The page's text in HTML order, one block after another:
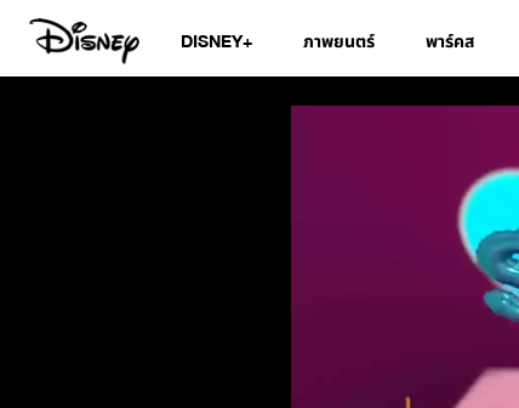
DISNEY+ ภาพยนตร์ พาร์คส
สมุดอวยพรวันเ